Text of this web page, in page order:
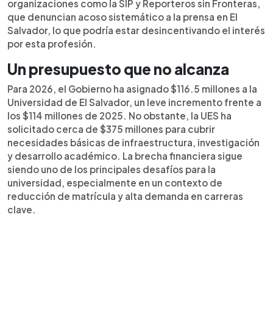
organizaciones como la SIP y Reporteros sin Fronteras,
que denuncian acoso sistemático a la prensa en El
Salvador, lo que podría estar desincentivando el interés
por esta profesión.
Un presupuesto que no alcanza
Para 2026, el Gobierno ha asignado $116.5 millones a la
Universidad de El Salvador, un leve incremento frente a
los $114 millones de 2025. No obstante, la UES ha
solicitado cerca de $375 millones para cubrir
necesidades básicas de infraestructura, investigación
y desarrollo académico. La brecha financiera sigue
siendo uno de los principales desafíos para la
universidad, especialmente en un contexto de
reducción de matrícula y alta demanda en carreras
clave.